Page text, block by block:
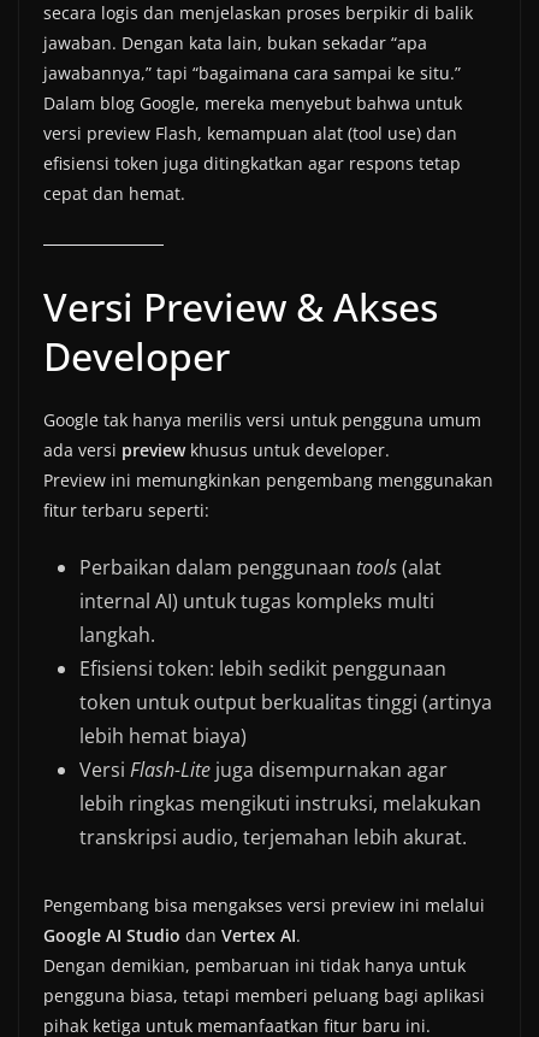
secara logis dan menjelaskan proses berpikir di balik
jawaban. Dengan kata lain, bukan sekadar “apa
jawabannya,” tapi “bagaimana cara sampai ke situ.”
Dalam blog Google, mereka menyebut bahwa untuk
versi preview Flash, kemampuan alat (tool use) dan
efisiensi token juga ditingkatkan agar respons tetap
cepat dan hemat.
Versi Preview & Akses
Developer
Google tak hanya merilis versi untuk pengguna umum
ada versi previewkhusus untuk developer.
Preview ini memungkinkan pengembang menggunakan
fitur terbaru seperti:
Perbaikan dalam penggunaan tools(alat
internal AI) untuk tugas kompleks multi
langkah.
Efisiensi token: lebih sedikit penggunaan
token untuk output berkualitas tinggi (artinya
lebih hemat biaya)
Versi Flash-Lite juga disempurnakan agar
lebih ringkas mengikuti instruksi, melakukan
transkripsi audio, terjemahan lebih akurat.
Pengembang bisa mengakses versi preview ini melalui
Google AI Studio dan Vertex AI.
Dengan demikian, pembaruan ini tidak hanya untuk
pengguna biasa, tetapi memberi peluang bagi aplikasi
pihak ketiga untuk memanfaatkan fitur baru ini.